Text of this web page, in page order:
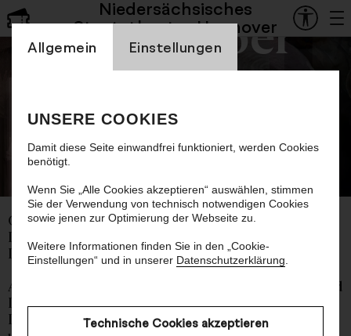
Einstellung Cookienbanner
Allgemein
Einstellungen
UNSERE COOKIES
Damit diese Seite einwandfrei funktioniert, werden Cookies
benötigt.
Wenn Sie „Alle Cookies akzeptieren“ auswählen, stimmen
Sie der Verwendung von technisch notwendigen Cookies
sowie jenen zur Optimierung der Webseite zu.
Weitere Informationen finden Sie in den „Cookie-
Einstellungen“ und in unserer Datenschutzerklärung
Technische Cookies akzeptieren
Niedersächsisches
Staatstheater Hannover
Staatsoper
Oper von Pascal Dusapin
Libretto von Frédéric Boyer nach Dante Alighieri
Deutsche Erstaufführung
Auftragswerk des Festival d’Aix-en-Provence und
L’Opéra national de Paris in Koproduktion mit
L’Opéra national de Paris, Staatsoper Hannover